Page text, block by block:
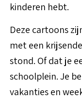
kinderen hebt.
Deze cartoons
met een
stond. Of dat je
schoolplein. Je
vakanties en